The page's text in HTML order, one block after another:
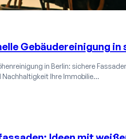
Gebäudereinigung in
in Berlin: sichere
Nachhaltigkeit Ihre Immobilie…